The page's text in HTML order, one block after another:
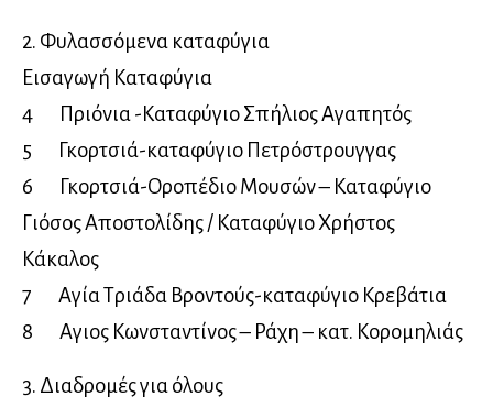
2. Φυλασσόμενα καταφύγια
Εισαγωγή Καταφύγια
4 Πριόνια -Καταφύγιο Σπήλιος Αγαπητός
5 Γκορτσιά-καταφύγιο Πετρόστρουγγας
6 Γκορτσιά-Οροπέδιο Μουσών – Καταφύγιο
Γιόσος Αποστολίδης / Καταφύγιο Χρήστος
Κάκαλος
7 Αγία Τριάδα Βροντούς-καταφύγιο Κρεβάτια
8 Αγιος Κωνσταντίνος – Ράχη – κατ. Κορομηλιάς
3. Διαδρομές για όλους